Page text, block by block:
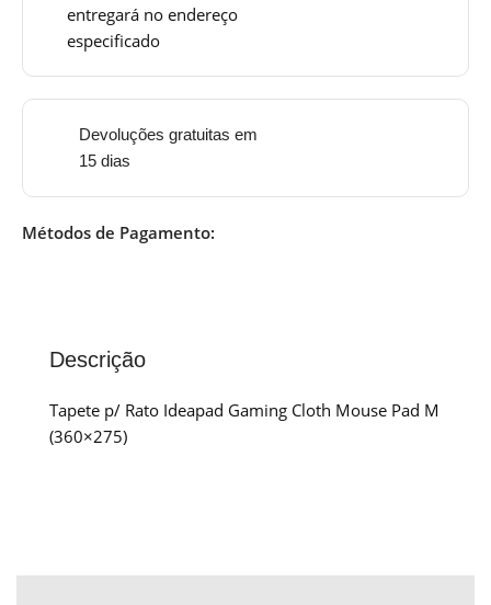
entregará no endereço
especificado
Devoluções gratuitas em
15 dias
Métodos de Pagamento:
Descrição
Tapete p/ Rato Ideapad Gaming Cloth Mouse Pad M
(360×275)